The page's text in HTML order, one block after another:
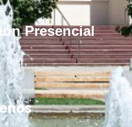
Presencial